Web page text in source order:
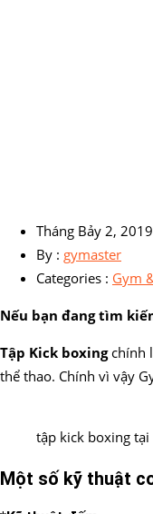
Tháng Bảy 2, 2019
By : gymaster
Categories : Gym
Nếu bạn đang tìm
Tập Kick boxingchính
thể thao. Chính vì vậy
tập kick boxing tại
Một số kỹ thuật